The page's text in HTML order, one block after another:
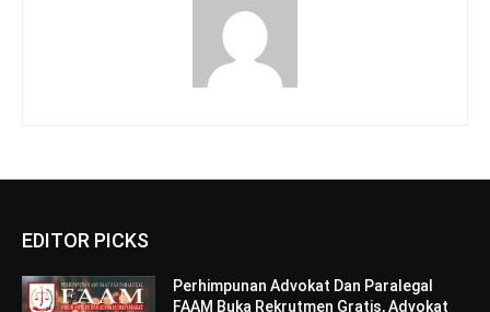
EDITOR PICKS
Perhimpunan Advokat Dan Paralegal
FAAM Buka Rekrutmen Gratis, Advokat